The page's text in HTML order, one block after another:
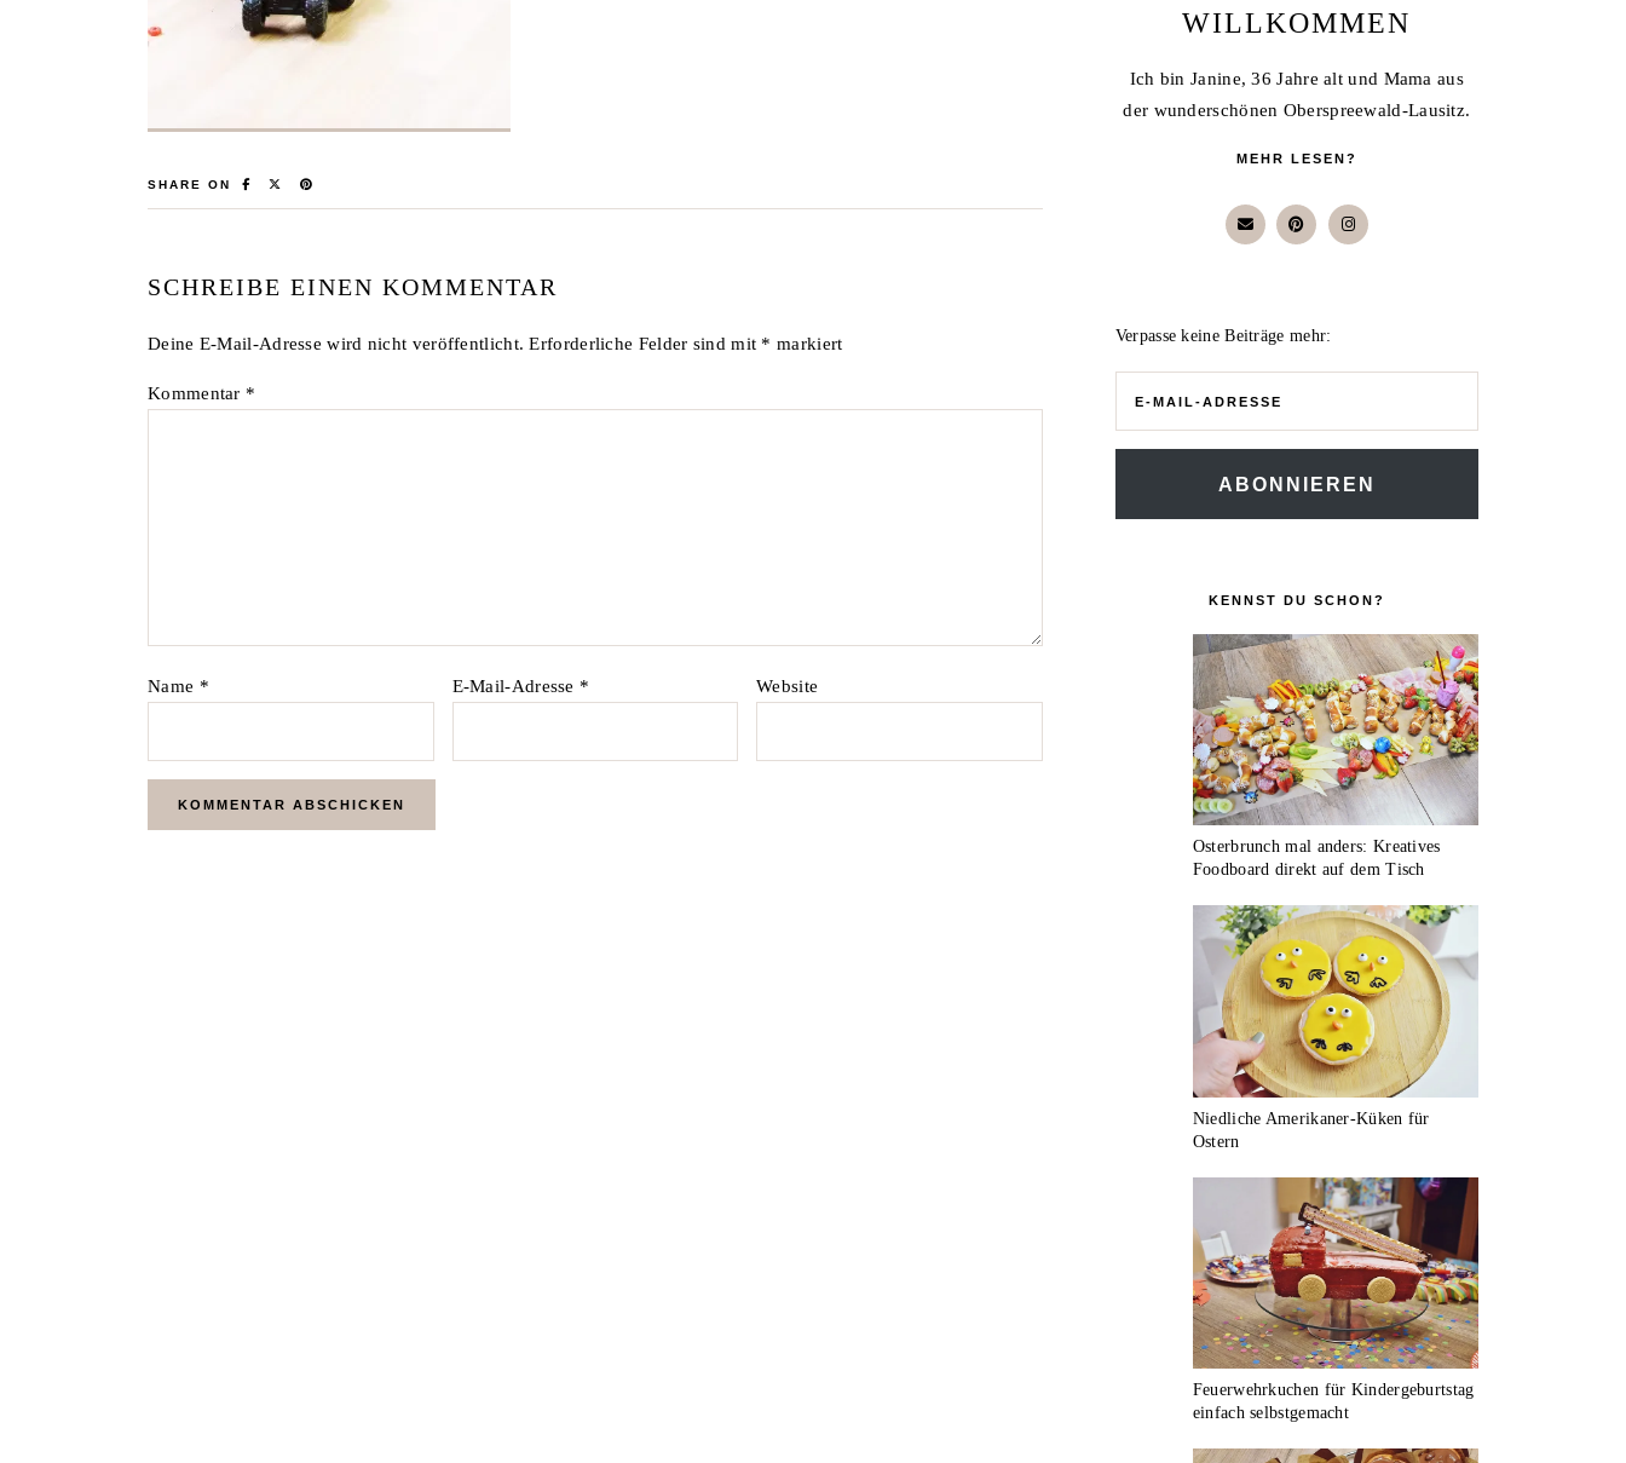
SHARE ON
SCHREIBE EINEN KOMMENTAR
Deine E-Mail-Adresse wird nicht veröffentlicht. Erforderliche Felder sind mit * markiert
Kommentar *
Name * E-Mail-Adresse * Website
WILLKOMMEN
Ich bin Janine, 36 Jahre alt und Mama aus
der wunderschönen Oberspreewald-Lausitz.
MEHR LESEN?
Verpasse keine Beiträge mehr:
Adresse
ABONNIEREN
KENNST DU SCHON?
Osterbrunch mal anders: Kreatives
Foodboard direkt auf dem Tisch
Niedliche Amerikaner-Küken für
Ostern
Feuerwehrkuchen für Kindergeburtstag
einfach selbstgemacht